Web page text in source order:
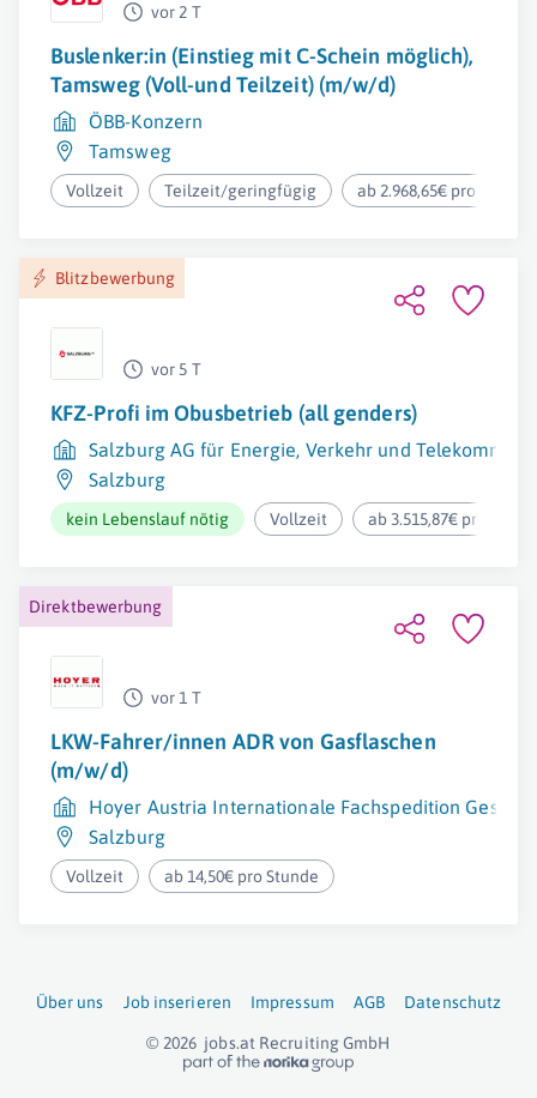
vor 2 T
Buslenker:in (Einstieg mit C-Schein möglich),
Tamsweg (Voll-und Teilzeit) (m/w/d)
ÖBB-Konzern
Tamsweg
Vollzeit Teilzeit/geringfügig ab 2.968,65€ pro Monat
Blitzbewerbung
vor 5 T
KFZ-Profi im Obusbetrieb (all genders)
Salzburg AG für Energie, Verkehr und
Salzburg
kein Lebenslauf nötig Vollzeit ab 3.515,87€ pro
Direktbewerbung
vor 1 T
LKW-Fahrer/innen ADR von Gasflaschen
(m/w/d)
Hoyer Austria Internationale Fachspedition
Salzburg
Vollzeit ab 14,50€ pro Stunde
Über uns Job inserieren Impressum AGB Datenschutz
© 2026 jobs.at Recruiting GmbH